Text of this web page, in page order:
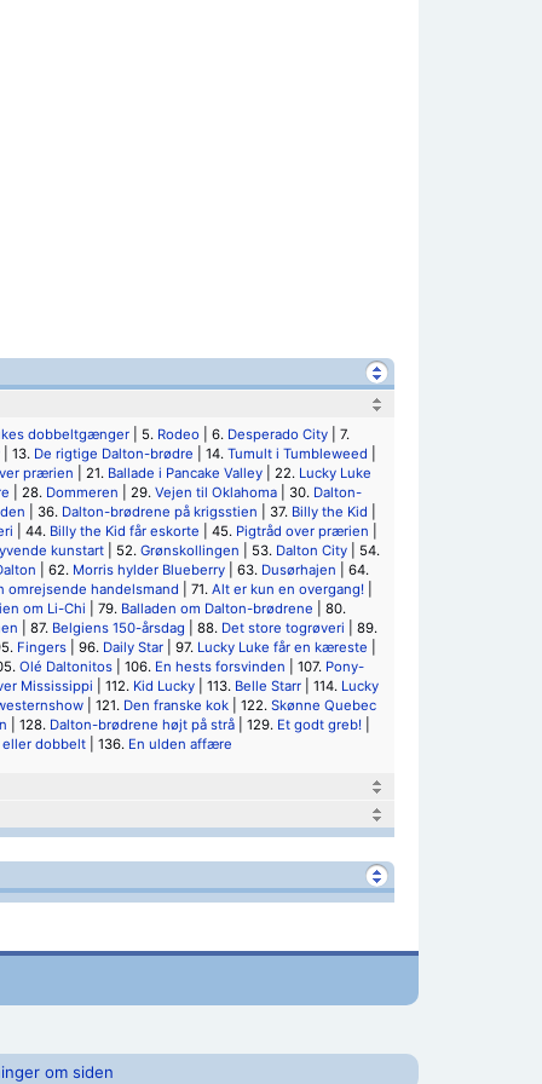
dobbeltgænger| 5. Rodeo| 6. Desperado City| 7.
| 13. De rigtige Dalton-brødre | 14. Tumult i Tumbleweed
prærien | 21. Ballade i Pancake Valley| 22. Lucky Luke
| 28. Dommeren | 29. Vejen til Oklahoma | 30. Dalton-
| 36. Dalton-brødrene på krigsstien | 37. Billy the Kid
| 44. Billy the Kid får eskorte | 45. Pigtråd over prærien
kunstart | 52. Grønskollingen | 53. Dalton City | 54.
| 62. Morris hylder Blueberry| 63. Dusørhajen | 64.
omrejsende handelsmand | 71. Alt er kun en overgang!
om Li-Chi | 79. Balladen om Dalton-brødrene | 80.
| 87. Belgiens 150-årsdag | 88. Det store togrøveri | 89.
Fingers | 96. Daily Star | 97. Lucky Luke får en kæreste
Olé Daltonitos| 106. En hests forsvinden | 107. Pony-
Mississippi | 112. Kid Lucky | 113. Belle Starr | 114. Lucky
| 121. Den franske kok | 122. Skønne Quebec
| 128. Dalton-brødrene højt på strå | 129. Et godt greb!
eller dobbelt| 136. En ulden affære
om siden